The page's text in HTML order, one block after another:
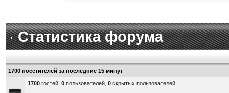
Статистика форума
1700 посетителей за последние 15 минут
1700гостей, 0пользователей, 0скрытых пользователей